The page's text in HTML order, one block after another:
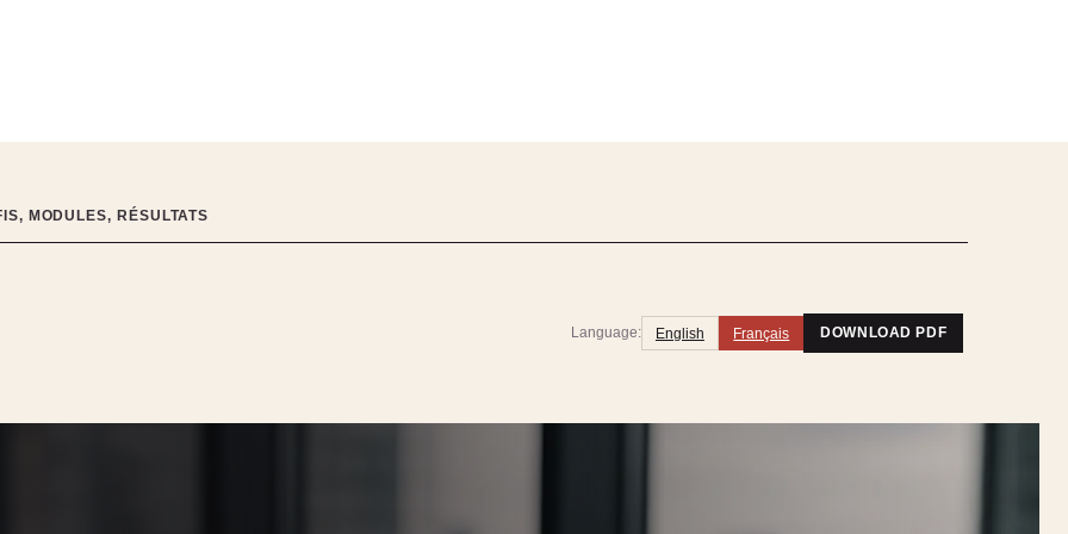
MODULES, RÉSULTATS
Language: English Français DOWNLOAD PDF